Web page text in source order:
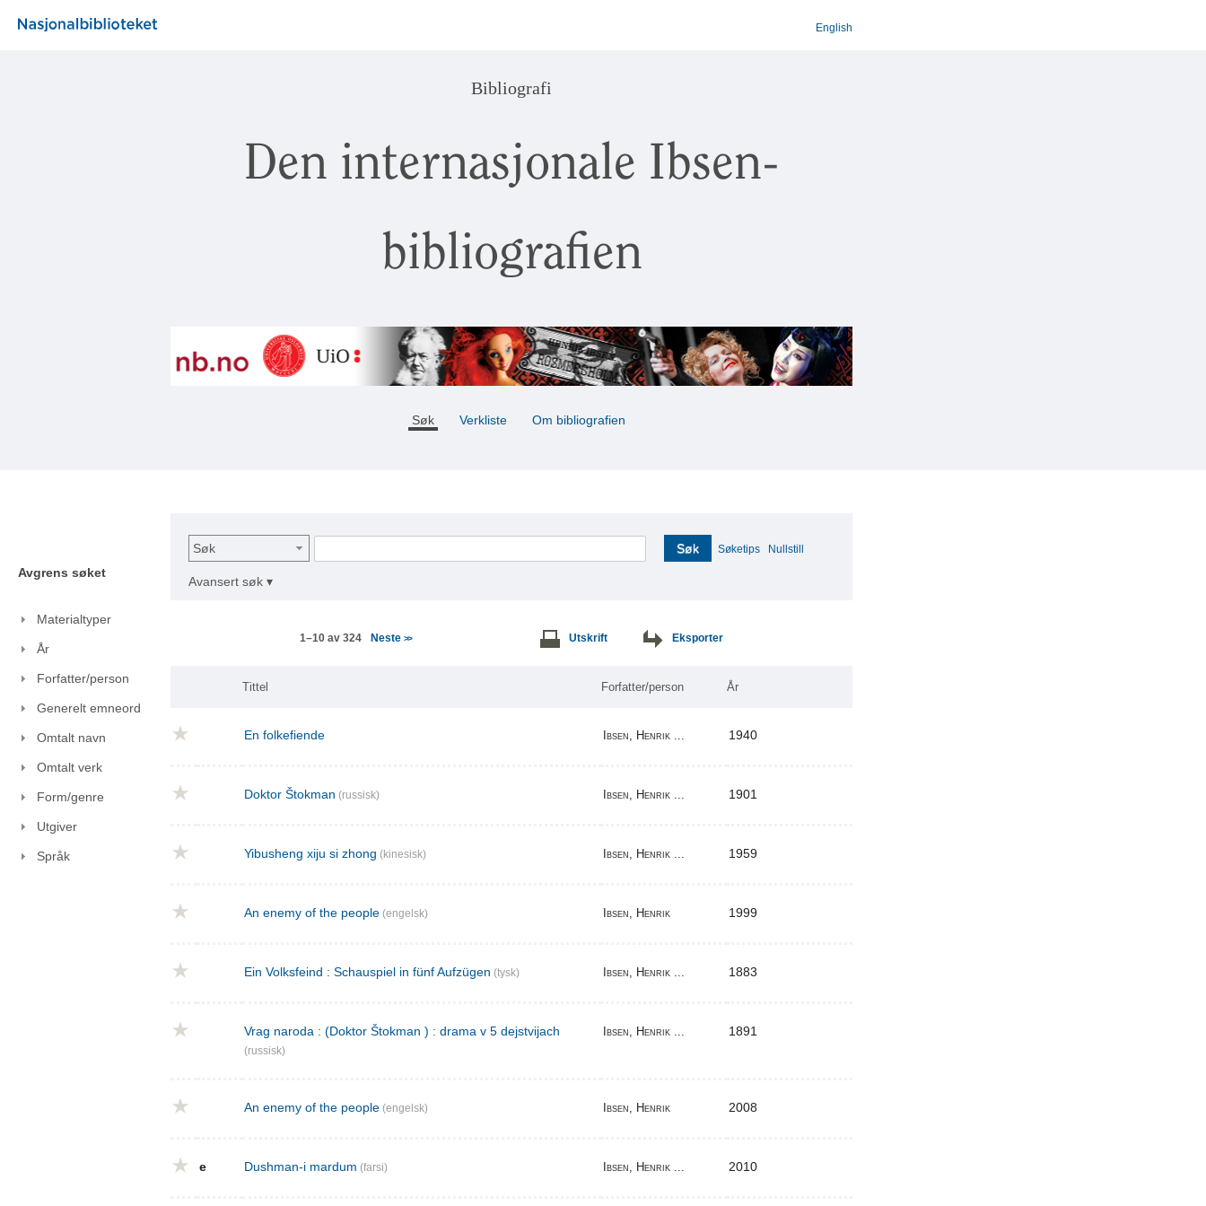
English
Bibliografi
Den internasjonale Ibsen-
bibliografien
Søk Verkliste Om bibliografien
Avgrens søket
Materialtyper
År
Forfatter/person
Generelt emneord
Omtalt navn
Omtalt verk
Form/genre
Utgiver
Språk
Søk Søk Søketips Nullstill
Avansert søk ▾
1–10 av 324 Neste >> Utskrift Eksporter
Tittel Forfatter/person År
En folkefiende Ibsen, Henrik ... 1940
Doktor Štokman (russisk) Ibsen, Henrik ... 1901
Yibusheng xiju si zhong (kinesisk) Ibsen, Henrik ... 1959
An enemy of the people (engelsk) Ibsen, Henrik 1999
Ein Volksfeind : Schauspiel in fünf Aufzügen (tysk) Ibsen, Henrik ... 1883
Vrag naroda : (Doktor Štokman ) : drama v 5 dejstvijach
(russisk)
Ibsen, Henrik ... 1891
An enemy of the people (engelsk) Ibsen, Henrik 2008
e Dushman-i mardum (farsi) Ibsen, Henrik ... 2010